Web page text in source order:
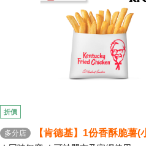
折價
多分店 【肯德基】1份香酥脆薯(